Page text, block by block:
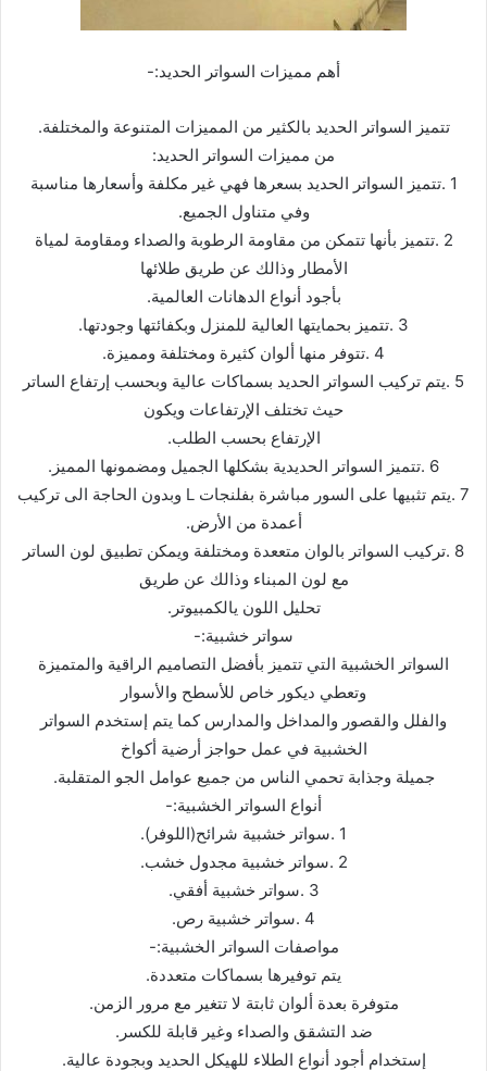
أھم ممیزات السواتر الحدید:-
تتمیز السواتر الحدید بالكثیر من الممیزات المتنوعة والمختلفة.
من ممیزات السواتر الحدید:
1 .تتمیز السواتر الحدید بسعرھا فھي غیر مكلفة وأسعارھا مناسبة
وفي متناول الجمیع.
2 .تتمیز بأنھا تتمكن من مقاومة الرطوبة والصداء ومقاومة لمیاة
الأمطار وذالك عن طریق طلائھا
بأجود أنواع الدھانات العالمیة.
3 .تتمیز بحمایتھا العالیة للمنزل وبكفائتھا وجودتھا.
4 .تتوفر منھا ألوان كثیرة ومختلفة وممیزة.
5 .یتم تركیب السواتر الحدید بسماكات عالیة وبحسب إرتفاع الساتر
حیث تختلف الإرتفاعات ویكون
الإرتفاع بحسب الطلب.
6 .تتمیز السواتر الحدیدیة بشكلھا الجمیل ومضمونھا الممیز.
7 .یتم تثبیھا على السور مباشرة بفلنجات L وبدون الحاجة الى تركیب
أعمدة من الأرض.
8 .تركیب السواتر بالوان متععدة ومختلفة ویمكن تطبیق لون الساتر
مع لون المبناء وذالك عن طریق
تحلیل اللون یالكمبیوتر.
سواتر خشبیة:-
السواتر الخشبیة التي تتمیز بأفضل التصامیم الراقیة والمتمیزة
وتعطي دیكور خاص للأسطح والأسوار
والفلل والقصور والمداخل والمدارس كما یتم إستخدم السواتر
الخشبیة في عمل حواجز أرضیة أكواخ
جمیلة وجذابة تحمي الناس من جمیع عوامل الجو المتقلبة.
أنواع السواتر الخشبیة:-
1 .سواتر خشبیة شرائح(اللوفر).
2 .سواتر خشبیة مجدول خشب.
3 .سواتر خشبیة أفقي.
4 .سواتر خشبیة رص.
مواصفات السواتر الخشبیة:-
یتم توفیرھا بسماكات متعددة.
متوفرة بعدة ألوان ثابتة لا تتغیر مع مرور الزمن.
ضد التشقق والصداء وغیر قابلة للكسر.
إستخدام أجود أنواع الطلاء للھیكل الحدید وبجودة عالیة.